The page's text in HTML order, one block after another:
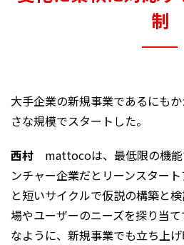
制
大手企業の新規事業であるにも
さな規模でスタートした。
西村 mattocoは、最低限の機能
ンチャー企業だとリーンスター
と短いサイクルで仮説の構築と
場やユーザーのニーズを探り当
なように、新規事業でも立ち上げ